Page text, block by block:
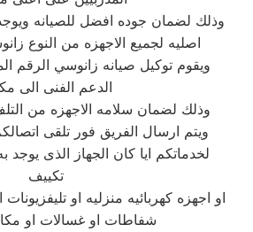
وذلك لضمان جوده افضل للصيانه
اصليه لجميع الاجهزه من النوع
ويقوم توكيل صيانه زانوسي الرقم
الدعم الفنى الى
وذلك لضمان سلامه الاجهزه من
ويتم ارسال الفريق فور تلقى
لخدماتكم ايا كان الجهاز الذى
تكييف
او اجهزه كهربائيه منزليه او
شفاطات او غسالات او